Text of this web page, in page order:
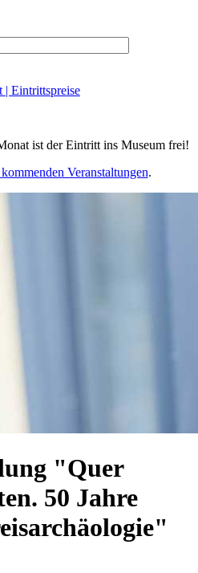
| Eintrittspreise
ist der Eintritt ins Museum frei!
Veranstaltungen.
"Quer
50 Jahre